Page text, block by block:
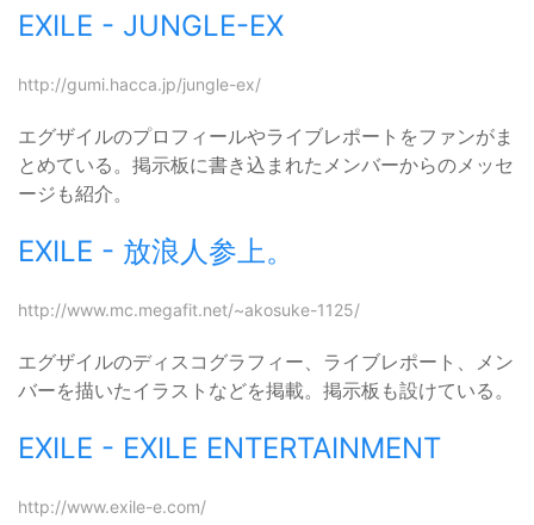
EXILE - JUNGLE-EX
http://gumi.hacca.jp/jungle-ex/
エグザイルのプロフィールやライブレポートをファンがま
とめている。掲示板に書き込まれたメンバーからのメッセ
ージも紹介。
EXILE - 放浪人参上。
http://www.mc.megafit.net/~akosuke-1125/
エグザイルのディスコグラフィー、ライブレポート、メン
バーを描いたイラストなどを掲載。掲示板も設けている。
EXILE - EXILE ENTERTAINMENT
http://www.exile-e.com/